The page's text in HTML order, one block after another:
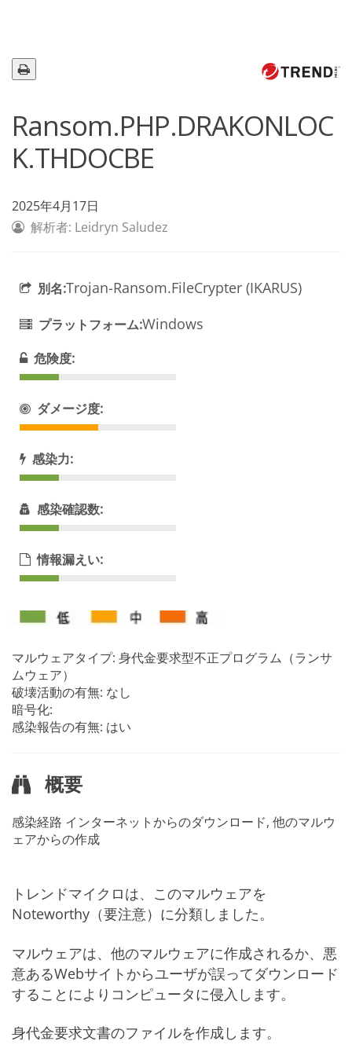
Ransom.PHP.DRAKONLOC
K.THDOCBE
2025年4月17日
解析者: Leidryn Saludez
別名:Trojan-Ransom.FileCrypter (IKARUS)
プラットフォーム:Windows
危険度:
ダメージ度:
感染力:
感染確認数:
情報漏えい:
マルウェアタイプ: 身代金要求型不正プログラム（ランサ
ムウェア）
破壊活動の有無: なし
暗号化:
感染報告の有無: はい
概要
感染経路 インターネットからのダウンロード, 他のマルウ
ェアからの作成
トレンドマイクロは、このマルウェアを
Noteworthy（要注意）に分類しました。
マルウェアは、他のマルウェアに作成されるか、悪
意あるWebサイトからユーザが誤ってダウンロード
することによりコンピュータに侵入します。
身代金要求文書のファイルを作成します。